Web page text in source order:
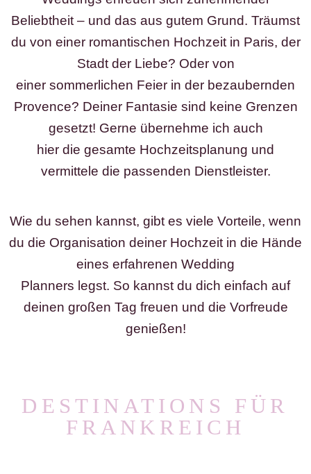
Beliebtheit – und das aus gutem Grund. Träumst
du von einer romantischen Hochzeit in Paris, der
Stadt der Liebe? Oder von
einer sommerlichen Feier in der bezaubernden
Provence? Deiner Fantasie sind keine Grenzen
gesetzt! Gerne übernehme ich auch
hier die gesamte Hochzeitsplanung und
vermittele die passenden Dienstleister.
Wie du sehen kannst, gibt es viele Vorteile, wenn
du die Organisation deiner Hochzeit in die Hände
eines erfahrenen Wedding
Planners legst. So kannst du dich einfach auf
deinen großen Tag freuen und die Vorfreude
genießen!
DESTINATIONS FÜR
FRANKREICH